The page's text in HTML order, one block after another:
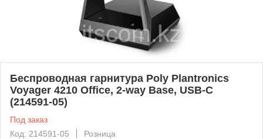
Беспроводная гарнитура Poly Plantronics
Voyager 4210 Office, 2-way Base, USB-C
(214591-05)
Под заказ
Код: 214591-05
Розница